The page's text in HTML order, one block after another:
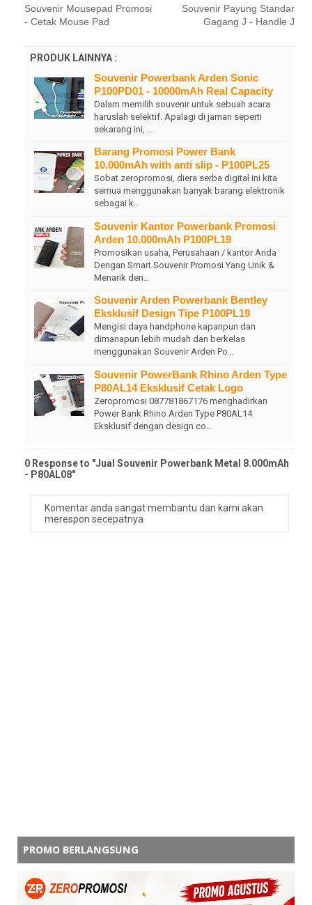
Souvenir Mousepad Promosi
- Cetak Mouse Pad
Souvenir Payung Standar
Gagang J - Handle J
PRODUK LAINNYA :
Souvenir Powerbank Arden Sonic
P100PD01 - 10000mAh Real Capacity
Dalam memilih souvenir untuk sebuah acara
haruslah selektif. Apalagi di jaman seperti
sekarang ini, …
Barang Promosi Power Bank
10.000mAh with anti slip - P100PL25
Sobat zeropromosi, diera serba digital ini kita
semua menggunakan banyak barang elektronik
sebagai k…
Souvenir Kantor Powerbank Promosi
Arden 10.000mAh P100PL19
Promosikan usaha, Perusahaan / kantor Anda
Dengan Smart Souvenir Promosi Yang Unik &
Menarik den…
Souvenir Arden Powerbank Bentley
Eksklusif Design Tipe P100PL19
Mengisi daya handphone kapanpun dan
dimanapun lebih mudah dan berkelas
menggunakan Souvenir Arden Po…
Souvenir PowerBank Rhino Arden Type
P80AL14 Eksklusif Cetak Logo
Zeropromosi 087781867176 menghadirkan
Power Bank Rhino Arden Type P80AL14
Eksklusif dengan design co…
0 Response to "Jual Souvenir Powerbank Metal 8.000mAh
- P80AL08"
Komentar anda sangat membantu dan kami akan
merespon secepatnya
PROMO BERLANGSUNG